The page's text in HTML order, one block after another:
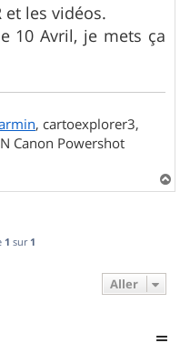
et les vidéos.
10 Avril, je mets ça
, cartoexplorer3,
Canon Powershot
a
1 sur 1
Aller